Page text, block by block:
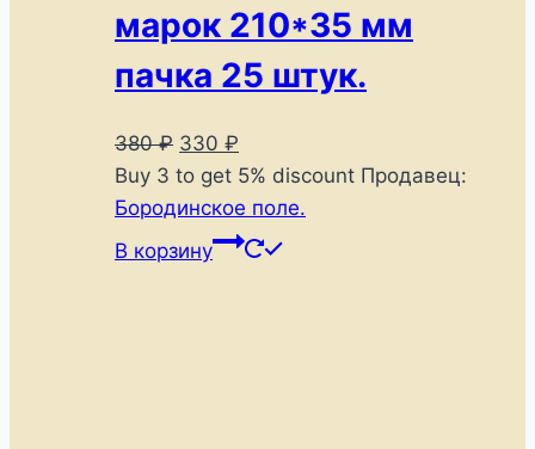
марок 210*35 мм
пачка 25 штук.
380₽ Первоначальная
цена
составляла
380 ₽.
330 ₽
цена:
330 ₽.
Buy 3 to get 5% discount Продавец:
Бородинское поле.
В корзину